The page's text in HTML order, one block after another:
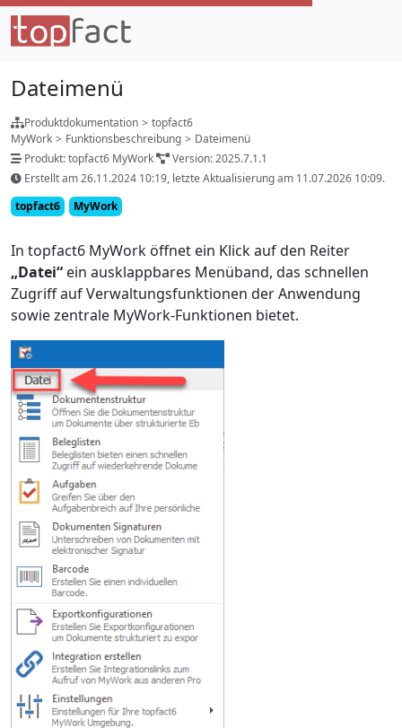
Dateimenü
Produktdokumentation > topfact6
MyWork > Funktionsbeschreibung > Dateimenü
Produkt: topfact6 MyWork
Version: 2025.7.1.1
Erstellt am 26.11.2024 10:19, letzte Aktualisierung am 11.07.2026 10:09.
topfact6
MyWork
In topfact6 MyWork öffnet ein Klick auf den Reiter
„Datei“ ein ausklappbares Menüband, das schnellen
Zugriff auf Verwaltungsfunktionen der Anwendung
sowie zentrale MyWork-Funktionen bietet.